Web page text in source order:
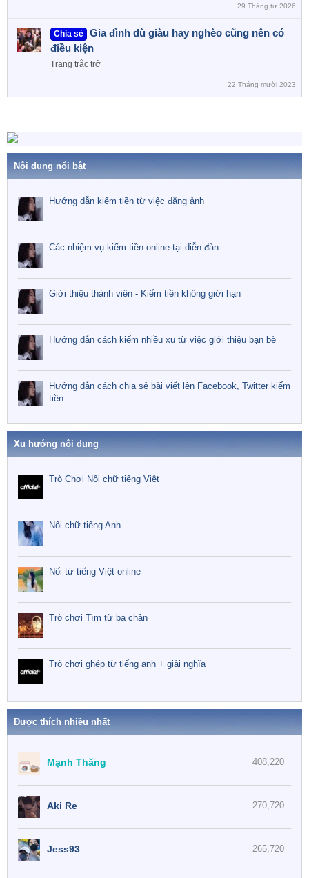
29 Tháng tư 2026
Chia sẻ
Gia đình dù giàu hay nghèo cũng nên có
điều kiện
Trang trắc trở
22 Tháng mười 2023
Nội dung nổi bật
Hướng dẫn kiếm tiền từ việc đăng ảnh
Các nhiệm vụ kiếm tiền online tại diễn đàn
Giới thiệu thành viên - Kiếm tiền không giới hạn
Hướng dẫn cách kiếm nhiều xu từ việc giới thiệu bạn bè
Hướng dẫn cách chia sẻ bài viết lên Facebook, Twitter kiếm
tiền
Xu hướng nội dung
Trò Chơi Nối chữ tiếng Việt
Nối chữ tiếng Anh
Nối từ tiếng Việt online
Trò chơi Tìm từ ba chân
Trò chơi ghép từ tiếng anh + giải nghĩa
Được thích nhiều nhất
408,220
Mạnh Thăng
270,720
Aki Re
265,720
Jess93